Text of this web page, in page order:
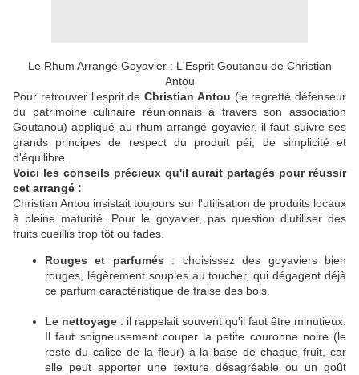
Le Rhum Arrangé Goyavier : L'Esprit Goutanou de Christian
Antou
Pour retrouver l'esprit de Christian Antou (le regretté défenseur
du patrimoine culinaire réunionnais à travers son association
Goutanou) appliqué au rhum arrangé goyavier, il faut suivre ses
grands principes de respect du produit péi, de simplicité et
d'équilibre.
Voici les conseils précieux qu'il aurait partagés pour réussir
cet arrangé :
Christian Antou insistait toujours sur l'utilisation de produits locaux
à pleine maturité. Pour le goyavier, pas question d'utiliser des
fruits cueillis trop tôt ou fades.
Rouges et parfumés : choisissez des goyaviers bien
rouges, légèrement souples au toucher, qui dégagent déjà
ce parfum caractéristique de fraise des bois.
Le nettoyage : il rappelait souvent qu'il faut être minutieux.
Il faut soigneusement couper la petite couronne noire (le
reste du calice de la fleur) à la base de chaque fruit, car
elle peut apporter une texture désagréable ou un goût